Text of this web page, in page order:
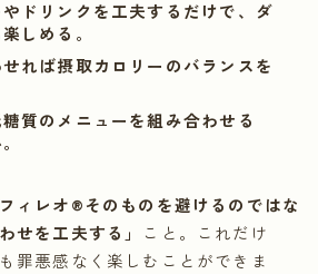
ドリンクを工夫するだけで、ダ
しめる。
れば摂取カロリーのバランスを
質のメニューを組み合わせる
フィレオ®そのものを避けるのではな
せを工夫する」
こと。これだけ
罪悪感なく楽しむことができま